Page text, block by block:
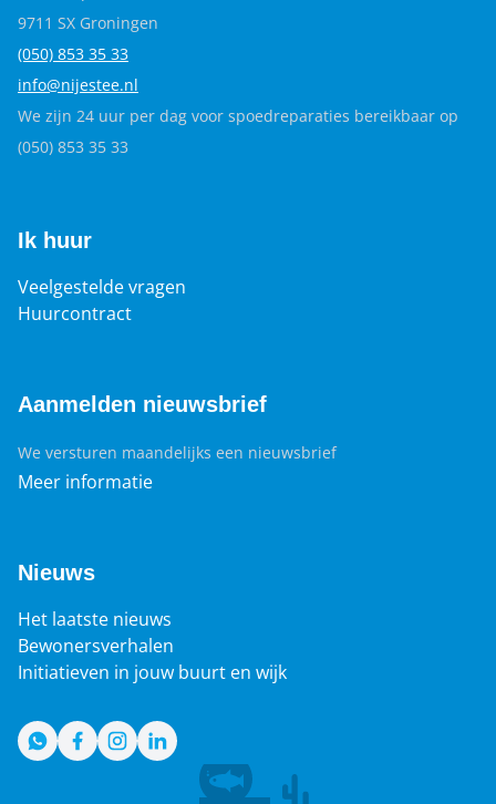
9711 SX Groningen
(050) 853 35 33
info@nijestee.nl
We zijn 24 uur per dag voor spoedreparaties bereikbaar op
(050) 853 35 33
Ik huur
Veelgestelde vragen
Huurcontract
Aanmelden nieuwsbrief
We versturen maandelijks een nieuwsbrief
Meer informatie
Nieuws
Het laatste nieuws
Bewonersverhalen
Initiatieven in jouw buurt en wijk
WhatsApp
Facebook
Instagram
LinkedIn